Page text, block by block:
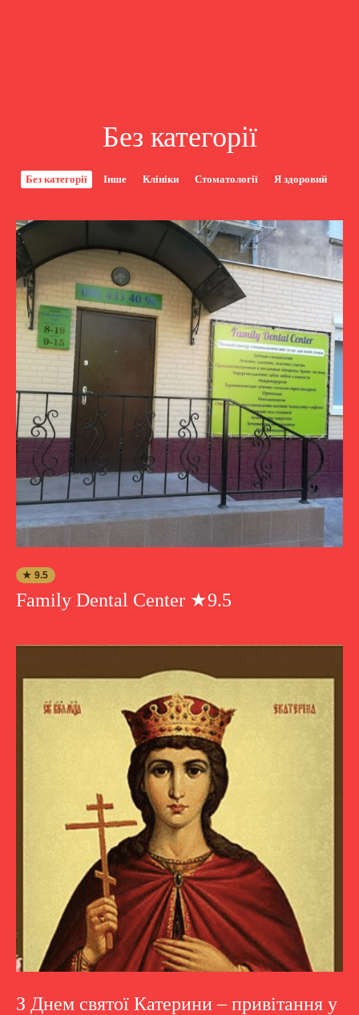
Без категорії
Без категорії Інше Клініки Стоматології Я здоровий
★ 9.5
Family Dental Center ★9.5
З Днем святої Катерини – привітання у